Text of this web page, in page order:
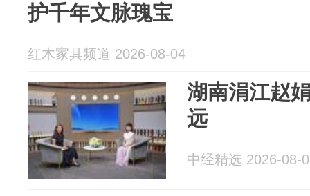
护千年文脉瑰宝
红木家具频道 2026-08-04
湖南涓江赵
远
中经精选 2026-08-